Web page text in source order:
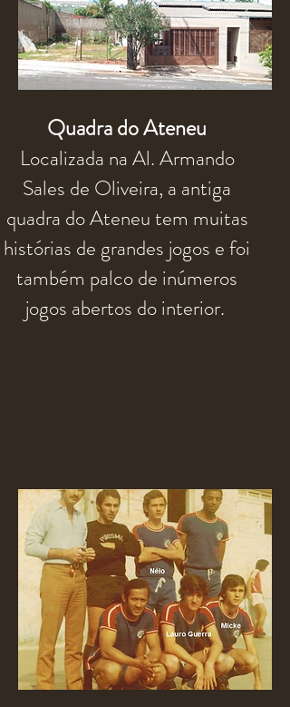
Quadra do Ateneu
Localizada na Al. Armando
Sales de Oliveira, a antiga
quadra do Ateneu tem muitas
histórias de grandes jogos e foi
também palco de inúmeros
jogos abertos do interior.